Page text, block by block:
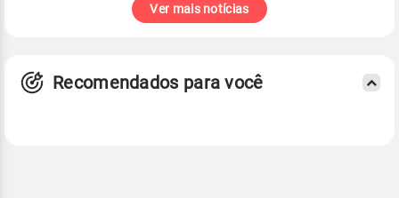
Ver mais notícias
Recomendados para você